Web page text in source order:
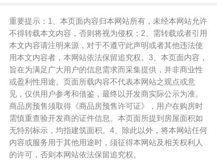
重要提示：1、本页面内容归本网站所有，未经本网站允许
不得转载本文内容，否则将视为侵权；2、需转载或者引用
本文内容请注明来源，对于不遵守此声明或者其他违法使
用本文内容者，本网站依法保留追究权。3、本页面内容，
旨在为满足广大用户的信息需求而采集提供，并非商业性
或盈利性用途。页面所载内容不代表本网站之观点或意
见，仅供用户参考和借鉴，最终以开发商实际公示为准。
商品房预售须取得《商品房预售许可证》，用户在购房时
需慎重查验开发商的证件信息。本页面所提到房屋面积如
无特别标示，均指建筑面积。4、除此以外，将本网站任何
内容或服务用于其他用途时，须征得本网站及相关权利人
的许可，否则本网站依法保留追究权。